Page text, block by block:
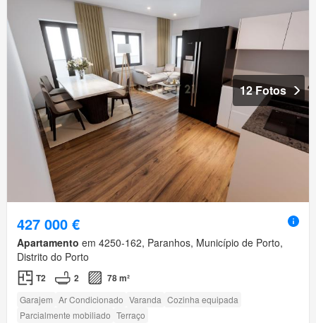
12 Fotos
427 000 €
Apartamento em 4250-162, Paranhos, Município de Porto,
Distrito do Porto
T2 2 78 m²
Garajem Ar Condicionado Varanda Cozinha equipada
Parcialmente mobiliado Terraço